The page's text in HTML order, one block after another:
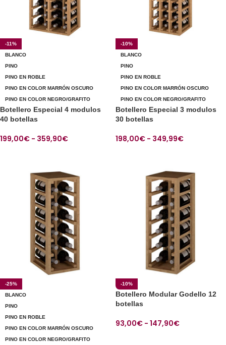
-11%
BLANCO
PINO
PINO EN ROBLE
PINO EN COLOR MARRÓN OSCURO
PINO EN COLOR NEGRO/GRAFITO
Botellero Especial 4 modulos
40 botellas
199,00€ - 359,90€
-10%
BLANCO
PINO
PINO EN ROBLE
PINO EN COLOR MARRÓN OSCURO
PINO EN COLOR NEGRO/GRAFITO
Botellero Especial 3 modulos
30 botellas
198,00€ - 349,99€
-25%
BLANCO
PINO
PINO EN ROBLE
PINO EN COLOR MARRÓN OSCURO
PINO EN COLOR NEGRO/GRAFITO
-10%
Botellero Modular Godello 12
botellas
93,00€ - 147,90€